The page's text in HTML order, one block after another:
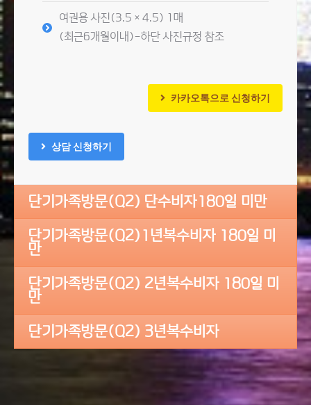
여권용 사진(3.5×4.5) 1매
(최근6개월이내)-하단 사진규정 참조
카카오톡으로 신청하기
상담 신청하기
단기가족방문(Q2) 단수비자180일 미만
단기가족방문(Q2)1년복수비자 180일 미
만
단기가족방문(Q2) 2년복수비자 180일 미
만
단기가족방문(Q2) 3년복수비자